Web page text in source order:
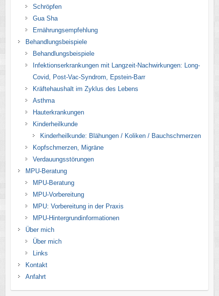
Schröpfen
Gua Sha
Ernährungsempfehlung
Behandlungsbeispiele
Behandlungsbeispiele
Infektionserkrankungen mit Langzeit-Nachwirkungen: Long-
Covid, Post-Vac-Syndrom, Epstein-Barr
Kräftehaushalt im Zyklus des Lebens
Asthma
Hauterkrankungen
Kinderheilkunde
Kinderheilkunde: Blähungen / Koliken / Bauchschmerzen
Kopfschmerzen, Migräne
Verdauungsstörungen
MPU-Beratung
MPU-Beratung
MPU-Vorbereitung
MPU: Vorbereitung in der Praxis
MPU-Hintergrundinformationen
Über mich
Über mich
Links
Kontakt
Anfahrt